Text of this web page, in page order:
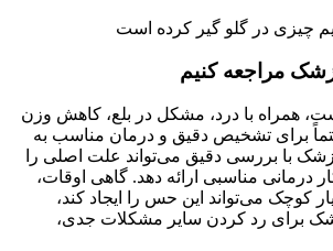
مراجعه کنیم
همراه با درد، مشکل در بلع، کاهش وزن
برای تشخیص دقیق و درمان مناسب به
با بررسی دقیق می‌تواند علت اصلی را
درمانی مناسبی ارائه دهد. گاهی اوقات،
کوچک می‌تواند این حس را ایجاد کند،
برای رد کردن سایر مشکلات جدی،